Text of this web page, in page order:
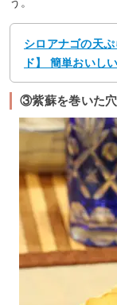
シロアナゴの天
ド】 簡単おいし
③紫蘇を巻いた